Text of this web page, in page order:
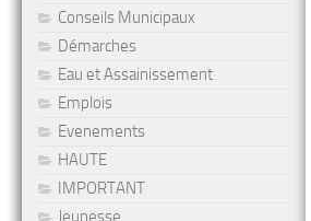
Conseils Municipaux
Démarches
Eau et Assainissement
Emplois
Evenements
HAUTE
IMPORTANT
Jeunesse